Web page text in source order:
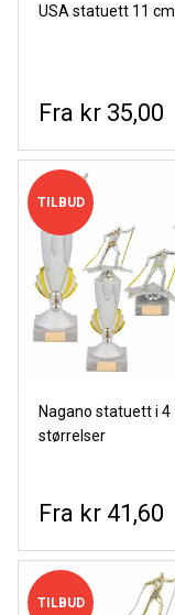
USA statuett 11 cm
kr 35,00
TILBUD
Nagano statuett i 4
størrelser
kr 41,60
TILBUD